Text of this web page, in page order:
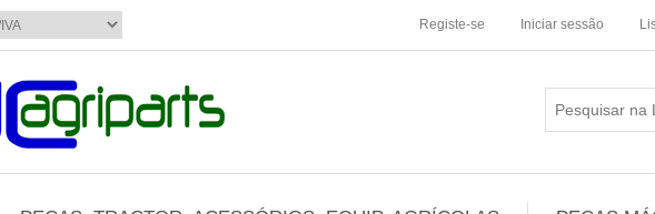
Registe-se Iniciar sessão